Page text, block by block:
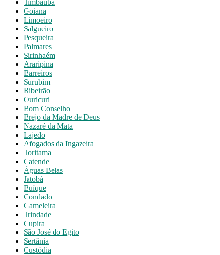
Timbaúba
Goiana
Limoeiro
Salgueiro
Pesqueira
Palmares
Sirinhaém
Araripina
Barreiros
Surubim
Ribeirão
Ouricuri
Bom Conselho
Brejo da Madre de Deus
Nazaré da Mata
Lajedo
Afogados da Ingazeira
Toritama
Catende
Águas Belas
Jatobá
Buíque
Condado
Gameleira
Trindade
Cupira
São José do Egito
Sertânia
Custódia